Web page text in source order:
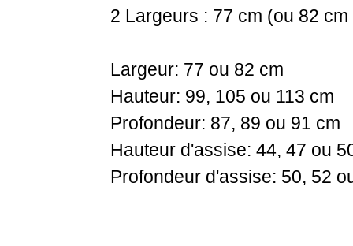
2 Largeurs : 77 cm (ou 82
Largeur: 77 ou 82 cm
Hauteur: 99, 105 ou 113 cm
Profondeur: 87, 89 ou 91 cm
Hauteur d'assise: 44, 47 ou
Profondeur d'assise: 50, 52